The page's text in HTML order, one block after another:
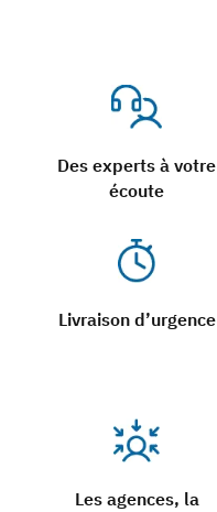
Des experts à votre
écoute
Livraison d’urgence
Les agences, la